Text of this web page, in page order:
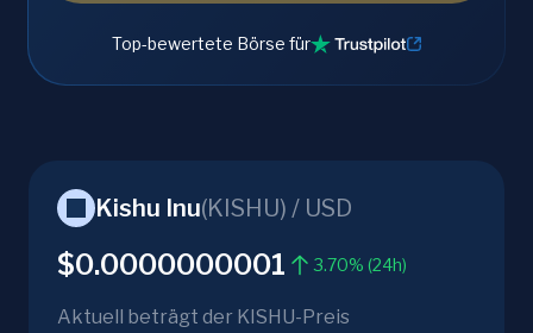
Top-bewertete Börse für
Kishu Inu(KISHU) / USD
$0.0000000001 3.70% (24h)
Aktuell beträgt der KISHU-Preis